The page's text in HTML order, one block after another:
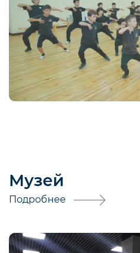
Музей
Подробнее